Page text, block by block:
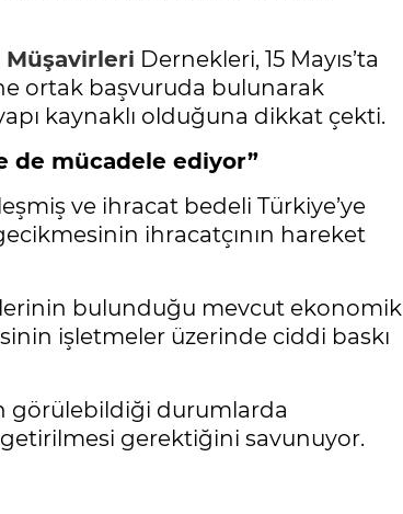
Müşavirleri Dernekleri, 15 Mayıs’ta
ortak başvuruda bulunarak
kaynaklı olduğuna dikkat çekti.
de mücadele ediyor”
ve ihracat bedeli Türkiye’ye
ihracatçının hareket
bulunduğu mevcut ekonomik
işletmeler üzerinde ciddi baskı
görülebildiği durumlarda
gerektiğini savunuyor.